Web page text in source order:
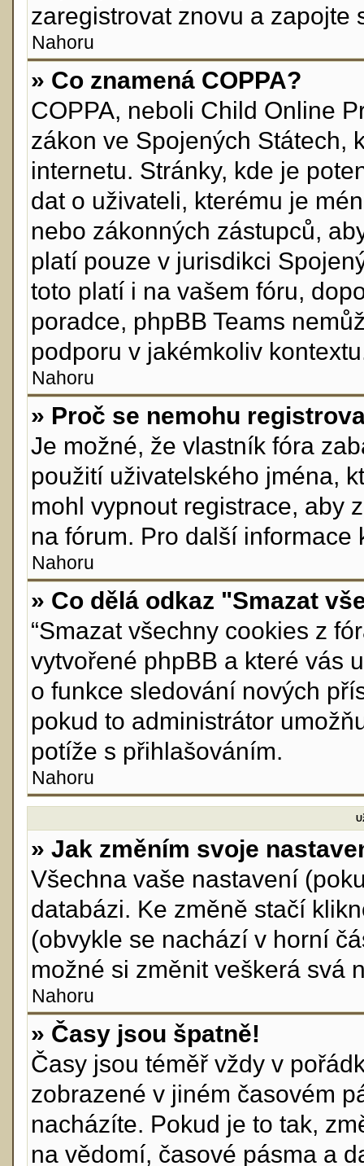
zaregistrovat znovu a zapojte
Nahoru
» Co znamená COPPA?
COPPA, neboli Child Online
zákon ve Spojených Státech,
internetu. Stránky, kde je
dat o uživateli, kterému je
nebo zákonných zástupců,
platí pouze v jurisdikci
toto platí i na vašem fóru,
poradce, phpBB Teams
podporu v jakémkoliv
Nahoru
» Proč se nemohu
Je možné, že vlastník fóra
použití uživatelského jména,
mohl vypnout registrace, aby
na fórum. Pro další
Nahoru
» Co dělá odkaz "Smazat
“Smazat všechny cookies z
vytvořené phpBB a které vás
o funkce sledování nových
pokud to administrátor
potíže s přihlašováním.
Nahoru
» Jak změním svoje
Všechna vaše nastavení
databázi. Ke změně stačí
(obvykle se nachází v horní
možné si změnit veškerá svá
Nahoru
» Časy jsou špatně!
Časy jsou téměř vždy v
zobrazené v jiném časovém
nacházíte. Pokud je to tak,
na vědomí, časové pásma a